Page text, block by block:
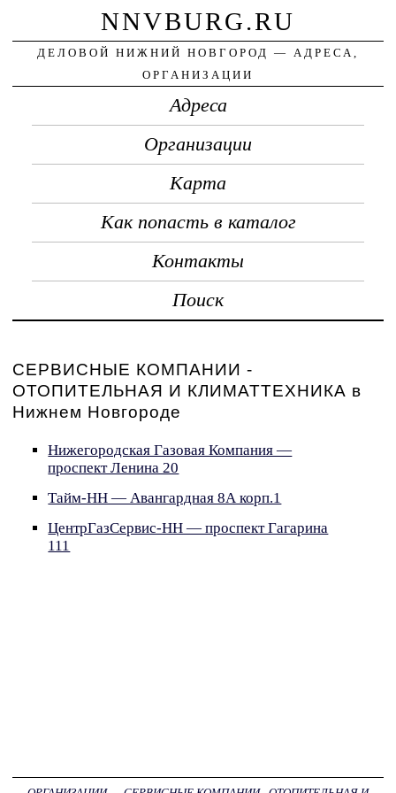
NNVBURG.RU
ДЕЛОВОЙ НИЖНИЙ НОВГОРОД — АДРЕСА,
ОРГАНИЗАЦИИ
Адреса
Организации
Карта
Как попасть в каталог
Контакты
Поиск
СЕРВИСНЫЕ КОМПАНИИ -
ОТОПИТЕЛЬНАЯ И КЛИМАТТЕХНИКА в
Нижнем Новгороде
Нижегородская Газовая Компания —
проспект Ленина 20
Тайм-НН — Авангардная 8А корп.1
ЦентрГазСервис-НН — проспект Гагарина
111